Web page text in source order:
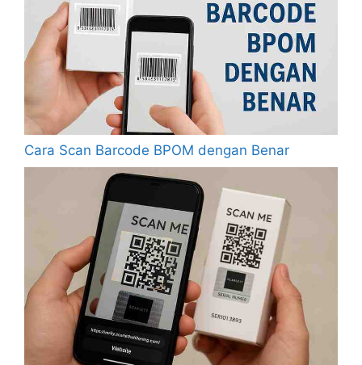
Cara Scan Barcode BPOM dengan Benar